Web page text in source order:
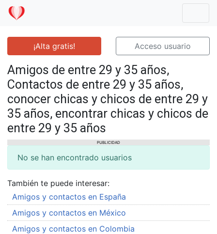
¡Alta gratis! Acceso usuario
Amigos de entre 29 y 35 años,
Contactos de entre 29 y 35 años,
conocer chicas y chicos de entre 29 y
35 años, encontrar chicas y chicos de
entre 29 y 35 años
PUBLICIDAD
No se han encontrado usuarios
También te puede interesar:
Amigos y contactos en España
Amigos y contactos en México
Amigos y contactos en Colombia